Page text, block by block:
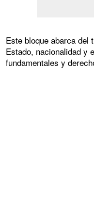
Este bloque abarca
Estado, nacionalidad y
fundamentales y